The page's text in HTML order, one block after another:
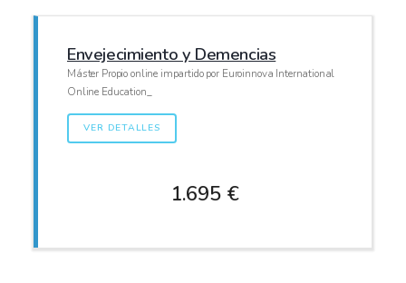
Envejecimiento y Demencias
Máster Propio online impartido por Euroinnova International
Online Education_
VER DETALLES
1.695 €